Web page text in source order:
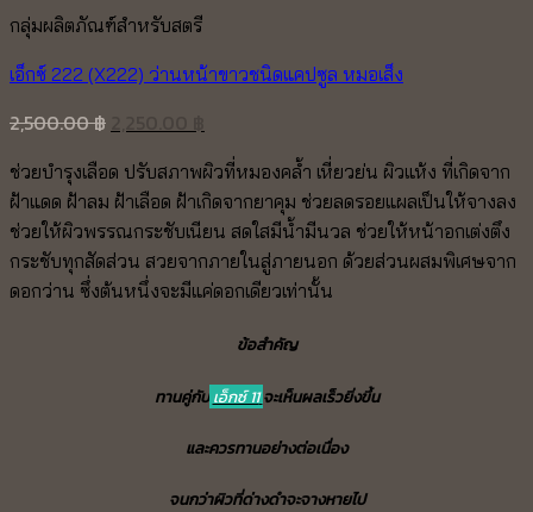
กลุ่มผลิตภัณฑ์สำหรับสตรี
เอ็กซ์ 222 (X222) ว่านหน้าขาวชนิดแคปซูล หมอเส็ง
2,500.00฿
was:
2,500.00 ฿.
price
is:
2,250.00 ฿.
ช่วยบำรุงเลือด ปรับสภาพผิวที่หมองคล้ำ เหี่ยวย่น ผิวแห้ง ที่เกิดจาก
ฝ้าแดด ฝ้าลม ฝ้าเลือด ฝ้าเกิดจากยาคุม ช่วยลดรอยแผลเป็นให้จางลง
ช่วยให้ผิวพรรณกระชับเนียน สดใสมีน้ำมีนวล ช่วยให้หน้าอกเต่งตึง
กระชับทุกสัดส่วน สวยจากภายในสู่ภายนอก ด้วยส่วนผสมพิเศษจาก
ดอกว่าน ซึ่งต้นหนึ่งจะมีแค่ดอกเดียวเท่านั้น
ข้อสำคัญ
ทานคู่กับ เอ็กซ์ 11 จะเห็นผลเร็วยิ่งขึ้น
และควรทานอย่างต่อเนื่อง
จนกว่าผิวที่ด่างดำจะจางหายไป